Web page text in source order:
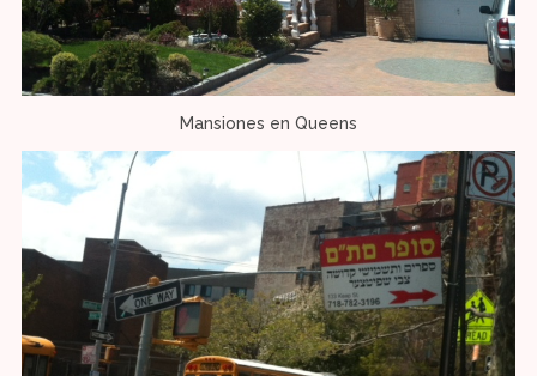
Mansiones en Queens